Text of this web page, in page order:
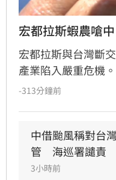
宏都拉斯蝦農嗆
宏都拉斯與台灣斷
產業陷入嚴重危機
無力支應高額生產
萬人失業，產業累
者紛紛喊話盼能重
-313分鐘前
中借颱風稱對台
管　海巡署譴責
3小時前